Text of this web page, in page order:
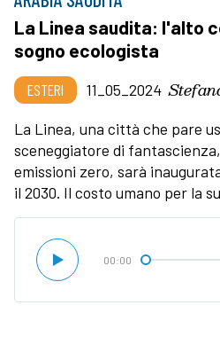
La Linea saudita: l'alto
sogno ecologista
ESTERI 11_05_2024
La Linea, una città che pare
sceneggiatore di
emissioni zero, sarà
il 2030. Il costo umano per la
00:00